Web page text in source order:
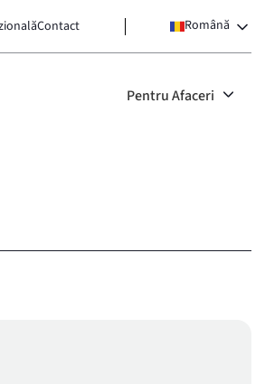
Contact Română
Pentru Afaceri